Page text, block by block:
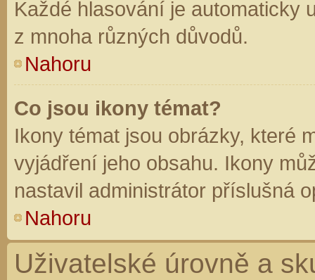
Každé hlasování je automaticky
z mnoha různých důvodů.
Nahoru
Co jsou ikony témat?
Ikony témat jsou obrázky, které
vyjádření jeho obsahu. Ikony
nastavil administrátor příslušná
Nahoru
Uživatelské úrovně a